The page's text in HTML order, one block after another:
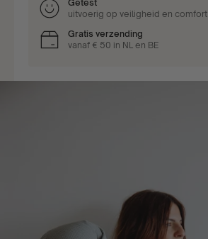
Getest
uitvoerig op veiligheid en comfort
Gratis verzending
vanaf € 50 in NL en BE